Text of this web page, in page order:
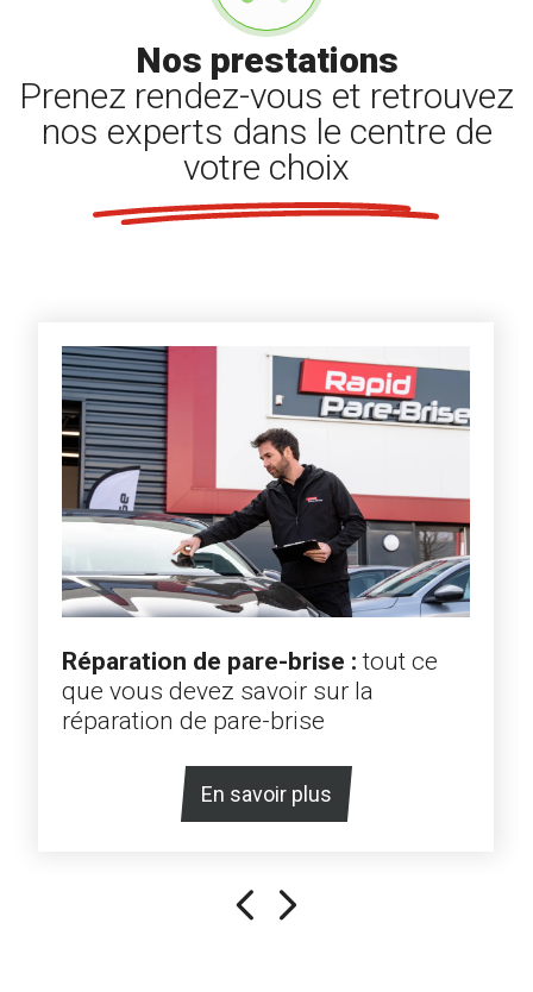
Nos prestations
Prenez rendez-vous et retrouvez
nos experts dans le centre de
votre choix
Réparation de pare-brise :tout ce
que vous devez savoir sur la
réparation de pare-brise
En savoir plus